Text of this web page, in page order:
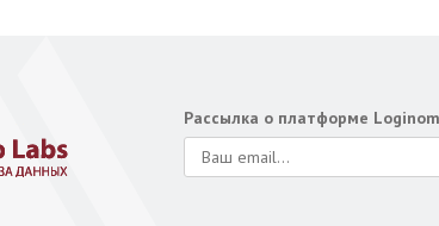
Рассылка о платформе Loginom